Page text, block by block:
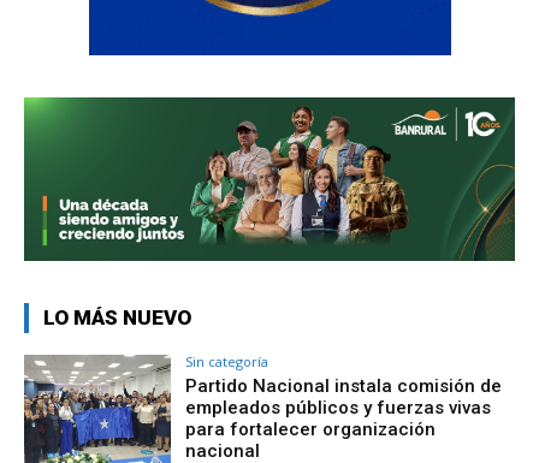
LO MÁS NUEVO
Sin categoría
Partido Nacional instala comisión de
empleados públicos y fuerzas vivas
para fortalecer organización
nacional